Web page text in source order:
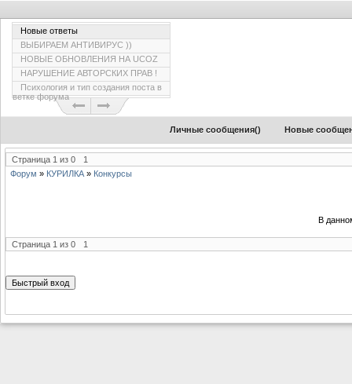
Новые ответы
ВЫБИРАЕМ АНТИВИРУС ))
НОВЫЕ ОБНОВЛЕНИЯ НА UCOZ
НАРУШЕНИЕ АВТОРСКИХ ПРАВ !
Психология и тип создания поста в
ветке форума
Личные сообщения() Новые
Страница 1 из 0
1
Форум » КУРИЛКА » Конкурсы
В
Страница 1 из 0 1